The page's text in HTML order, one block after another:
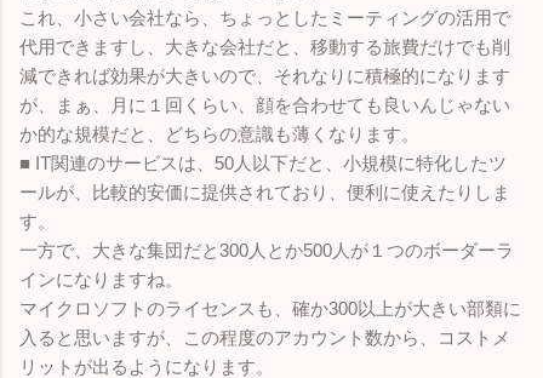
これ、小さい会社なら、ちょっとしたミーティングの活用で
代用できますし、大きな会社だと、移動する旅費だけでも削
減できれば効果が大きいので、それなりに積極的になります
が、まぁ、月に１回くらい、顔を合わせても良いんじゃない
か的な規模だと、どちらの意識も薄くなります。
■ IT関連のサービスは、50人以下だと、小規模に特化したツ
ールが、比較的安価に提供されており、便利に使えたりしま
す。
一方で、大きな集団だと300人とか500人が１つのボーダーラ
インになりますね。
マイクロソフトのライセンスも、確か300以上が大きい部類に
入ると思いますが、この程度のアカウント数から、コストメ
リットが出るようになります。